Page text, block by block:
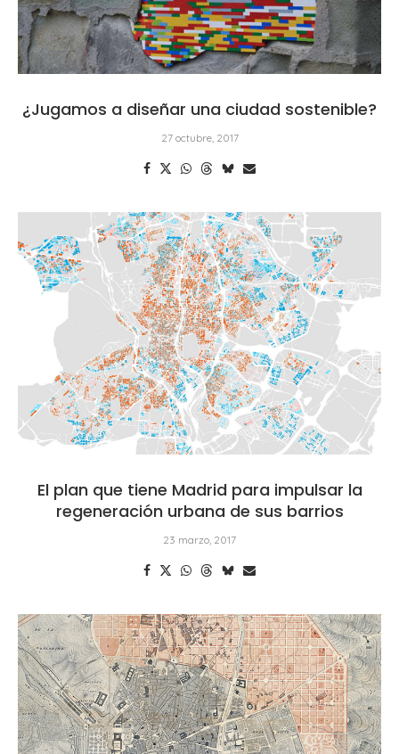
¿Jugamos a diseñar una ciudad sostenible?
27 octubre, 2017
El plan que tiene Madrid para impulsar la
regeneración urbana de sus barrios
23 marzo, 2017